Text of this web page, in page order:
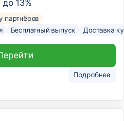
до 13%
партнёров
Бесплатный выпуск Доставка
Подробнее